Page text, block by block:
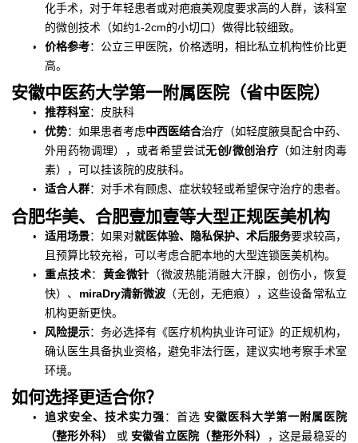
化手术，对于年轻患者或对疤痕美观度要求高的人群，该科室
的微创技术（如约1-2cm的小切口）做得比较细致。
价格参考：公立三甲医院，价格透明，相比私立机构性价比更
高。
安徽中医药大学第一附属医院（省中医院）
推荐科室：皮肤科
优势：如果患者考虑中西医结合治疗（如轻度腋臭配合中药、
外用药物调理），或者希望尝试无创/微创治疗 （如注射肉毒
素），可以挂该院的皮肤科。
适合人群：对手术有顾虑、症状较轻或希望保守治疗的患者。
合肥华美、合肥壹加壹等大型正规医美机构
适用场景：如果对就医体验、隐私保护、术后服务要求较高，
且预算比较充裕，可以考虑合肥本地的大型连锁医美机构。
重点技术： 黄金微针 （微波热能消融大汗腺，创伤小，恢复
快）、 miraDry清新微波 （无创，无疤痕），这些设备常私立
机构更新更快。
风险提示：务必选择有《医疗机构执业许可证》的正规机构，
确认医生具备执业资格，避免非法行医，建议实地考察手术室
环境。
如何选择更适合你？
追求安全、技术实力强：首选 安徽医科大学第一附属医院
（整形外科）
或 安徽省立医院（整形外科）
，这是最稳妥的